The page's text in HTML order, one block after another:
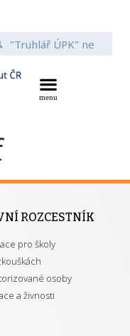
ROZCESTNÍK
pro školy
osoby
a živnosti